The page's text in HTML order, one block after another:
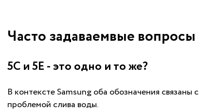
Часто задаваемвые вопросы
5C и 5E - это одно и то же?
В контексте Samsung оба обозначения связаны с
проблемой слива воды.